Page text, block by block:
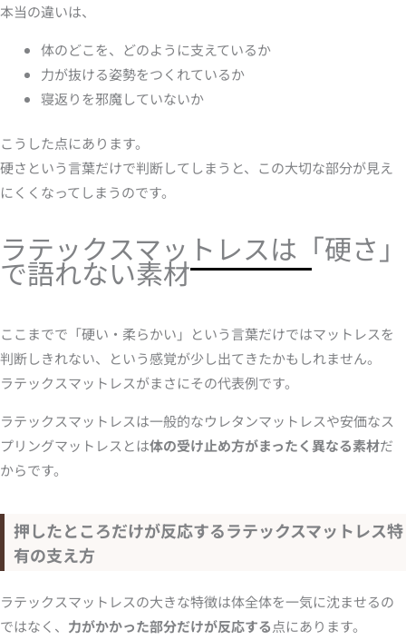
本当の違いは、
体のどこを、どのように支えているか
力が抜ける姿勢をつくれているか
寝返りを邪魔していないか
こうした点にあります。
硬さという言葉だけで判断してしまうと、この大切な部分が見え
にくくなってしまうのです。
ラテックスマットレスは「硬さ」
で語れない素材
ここまでで「硬い・柔らかい」という言葉だけではマットレスを
判断しきれない、という感覚が少し出てきたかもしれません。
ラテックスマットレスがまさにその代表例です。
ラテックスマットレスは一般的なウレタンマットレスや安価なス
プリングマットレスとは体の受け止め方がまったく異なる素材だ
からです。
押したところだけが反応するラテックスマットレス特
有の支え方
ラテックスマットレスの大きな特徴は体全体を一気に沈ませるの
ではなく、 力がかかった部分だけが反応する点にあります。